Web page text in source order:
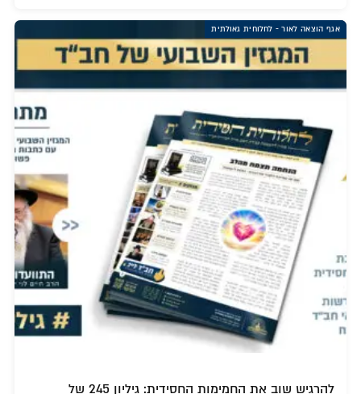
אגף הוצאה לאור - לחלוחית גאולתית
להרגיש שוב את החמימות החסידית: גיליון 245 של